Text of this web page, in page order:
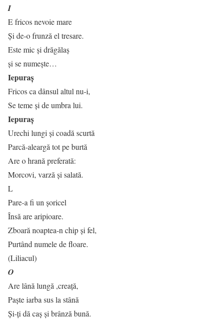
I
E fricos nevoie mare
Şi de-o frunză el tresare.
Este mic şi drăgălaş
şi se numeşte…
Iepuraş
Fricos ca dânsul altul nu-i,
Se teme şi de umbra lui.
Iepuraş
Urechi lungi şi coadă scurtă
Parcă-aleargă tot pe burtă
Are o hrană preferată:
Morcovi, varză şi salată.
L
Pare-a fi un șoricel
Însă are aripioare.
Zboară noaptea-n chip și fel,
Purtând numele de floare.
(Liliacul)
O
Are lână lungă ,creaţă,
Paşte iarba sus la stână
Şi-ţi dă caş şi brânză bună.